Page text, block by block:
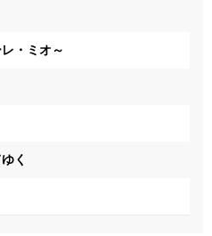
・ミオ～
く